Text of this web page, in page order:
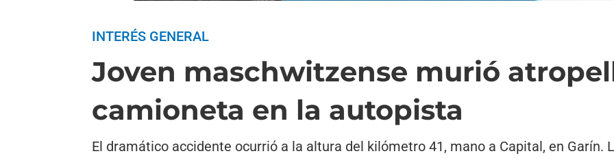
INTERÉS GENERAL
Joven maschwitzense murió
camioneta en la autopista
El dramático accidente ocurrió a la altura del kilómetro 41, mano a Capital, en Garín.